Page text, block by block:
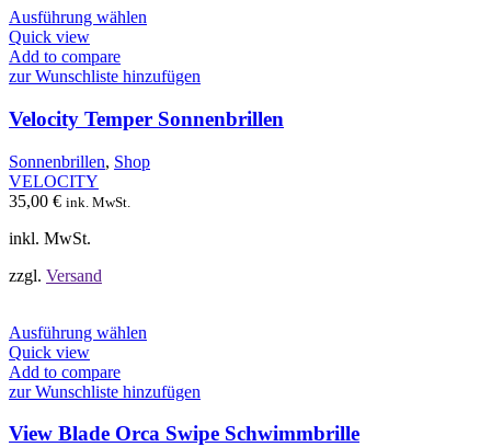
Ausführung wählen
mehrere
auf.
Die
können
Quick view
Add to compare
zur Wunschliste hinzufügen
Velocity Temper Sonnenbrillen
Sonnenbrillen, Shop
VELOCITY
35,00 € ink. MwSt.
inkl. MwSt.
zzgl. Versand
Ausführung wählen
mehrere
auf.
Quick view
Add to compare
zur Wunschliste hinzufügen
View Blade Orca Swipe Schwimmbrille